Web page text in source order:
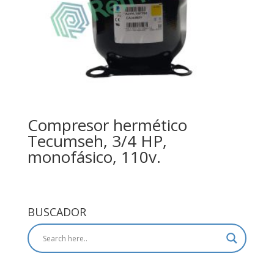
Compresor hermético
Tecumseh, 3/4 HP,
monofásico, 110v.
BUSCADOR